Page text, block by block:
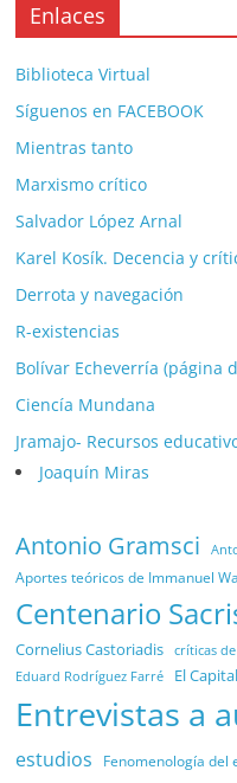
Enlaces
Biblioteca Virtual
Síguenos en FACEBOOK
Mientras tanto
Marxismo crítico
Salvador López Arnal
Karel Kosík. Decencia y
Derrota y navegación
R-existencias
Bolívar Echeverría (página
Ciencía Mundana
Jramajo- Recursos
Joaquín Miras
Antonio Gramsci
Aportes teóricos de Immanuel
Centenario
Cornelius Castoriadis críticas
Eduard Rodríguez Farré El Capital
Entrevistas a
estudios Fenomenología del